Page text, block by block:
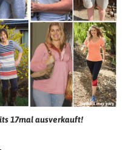
17mal ausverkauft!